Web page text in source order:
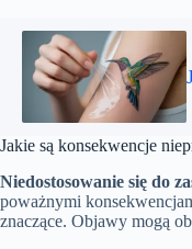
Jakie są konsekwencje
Niedostosowanie się do
poważnymi
znaczące. Objawy mogą